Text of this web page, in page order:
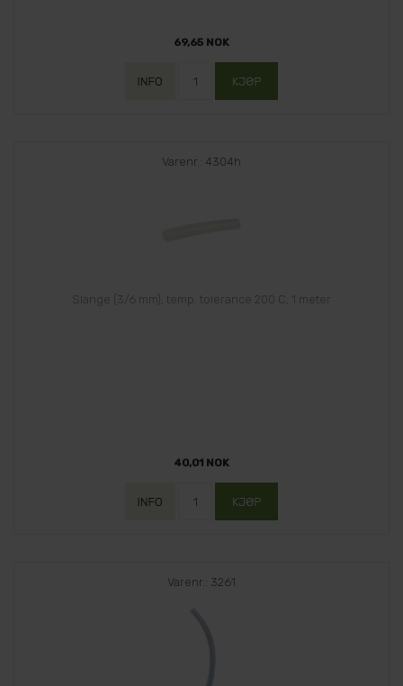
69,65 NOK
Varenr.: 4304h
Slange (3/6 mm), temp. tolerance 200 C, 1 meter
40,01 NOK
Varenr.: 3261